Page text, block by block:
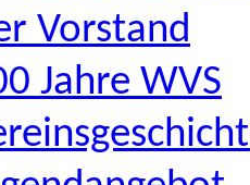
Vorstand
Jahre WVS